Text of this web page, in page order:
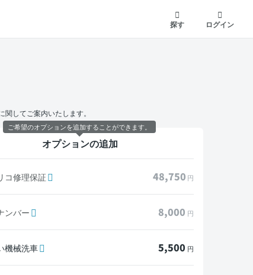
探す
ログイン
してご案内いたします。
オプションの追加
コ修理保証 48,750 円
ンバー 8,000 円
機械洗車 5,500 円
ご希望のオプションを追加することができます。